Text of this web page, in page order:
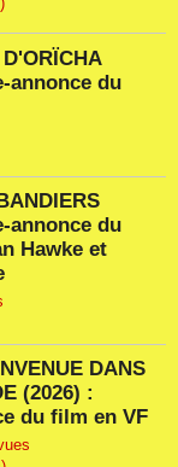
annonce du
annonce du
Hawke et
DANS
(2026) :
du film en VF